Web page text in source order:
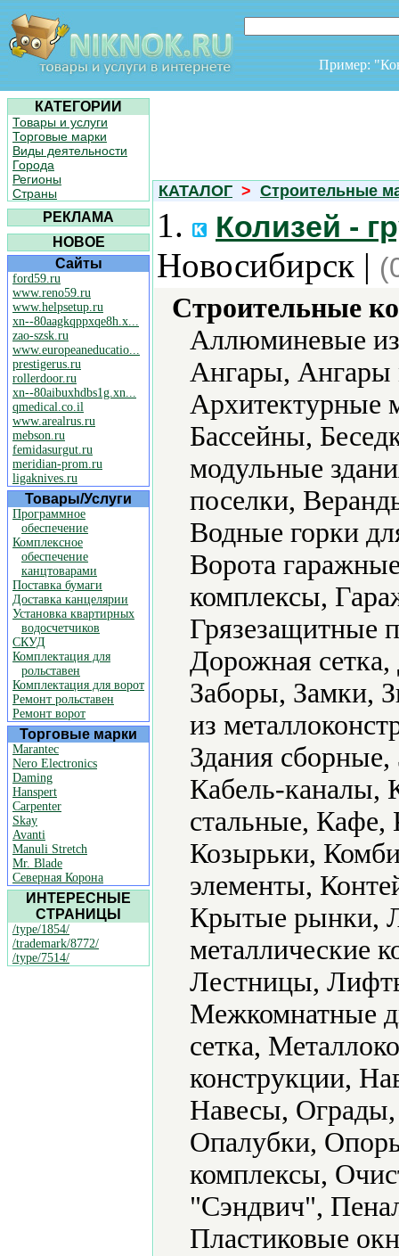
Пример:
КАТЕГОРИИ
Товары и услуги
Торговые марки
Виды деятельности
Города
Регионы
Страны
РЕКЛАМА
НОВОЕ
Сайты
ford59.ru
www.reno59.ru
www.helpsetup.ru
xn--80aagkqppxqe8h.x...
zao-szsk.ru
www.europeaneducatio...
prestigerus.ru
rollerdoor.ru
xn--80aibuxhdbs1g.xn...
qmedical.co.il
www.arealrus.ru
mebson.ru
femidasurgut.ru
meridian-prom.ru
ligaknives.ru
Товары/Услуги
Программное
обеспечение
Комплексное
обеспечение
канцтоварами
Поставка бумаги
Доставка канцелярии
Установка квартирных
водосчетчиков
СКУД
Комплектация для
рольставен
Комплектация для ворот
Ремонт рольставен
Ремонт ворот
Торговые марки
Marantec
Nero Electronics
Daming
Hanspert
Carpenter
Skay
Avanti
Manuli Stretch
Mr. Blade
Северная Корона
ИНТЕРЕСНЫЕ
СТРАНИЦЫ
/type/1854/
/trademark/8772/
/type/7514/
КАТАЛОГ > Строительные
1. Колизей -
Новосибирск |
Строительные
Аллюминевые
Ангары, Ангары
Архитектурные
Бассейны,
модульные
поселки,
Водные горки
Ворота
комплексы,
Грязезащитные
Дорожная
Заборы, Замки,
из
Здания
Кабель-каналы,
стальные, Кафе,
Козырьки,
элементы,
Крытые рынки,
металлические
Лестницы,
Межкомнатные
сетка,
конструкции,
Навесы,
Опалубки,
комплексы,
"Сэндвич",
Пластиковые